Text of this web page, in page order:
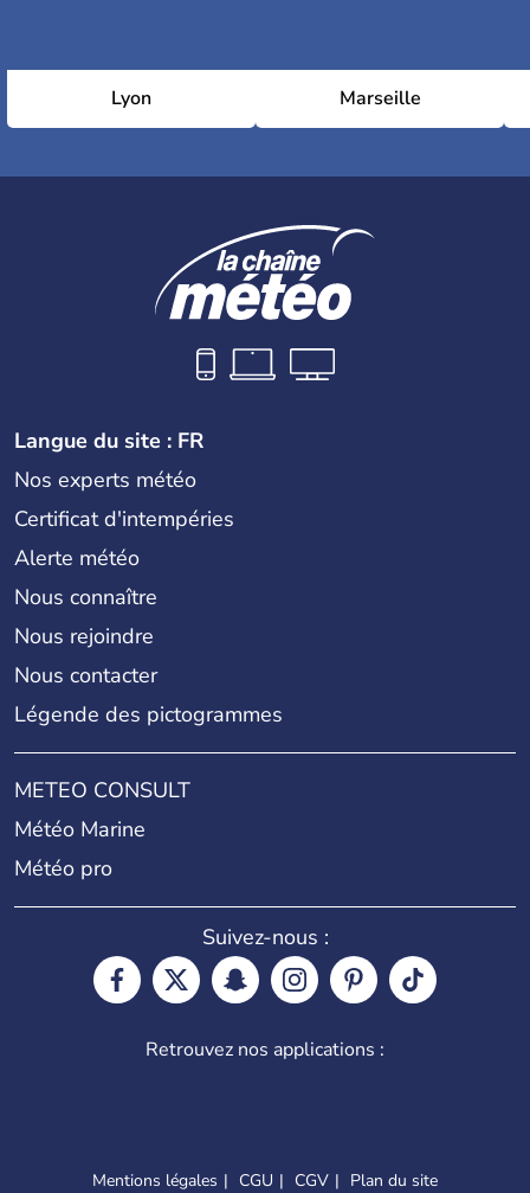
Lyon Marseille
Langue du site : FR
Nos experts météo
Certificat d'intempéries
Alerte météo
Nous connaître
Nous rejoindre
Nous contacter
Légende des pictogrammes
METEO CONSULT
Météo Marine
Météo pro
Suivez-nous :
Retrouvez nos applications :
Mentions légales CGU CGV Plan du site